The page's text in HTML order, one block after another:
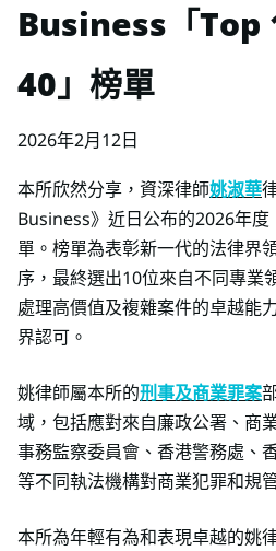
Business「Top
40」榜單
2026年2月12日
本所欣然分享，資深律師姚淑華
Business》近日公布的2026年度
單。榜單為表彰新一代的法律界
序，最終選出10位來自不同專業
處理高價值及複雜案件的卓越能
界認可。
姚律師屬本所的刑事及商業罪案
域，包括應對來自廉政公署、商
事務監察委員會、香港警務處、
等不同執法機構對商業犯罪和規
本所為年輕有為和表現卓越的姚